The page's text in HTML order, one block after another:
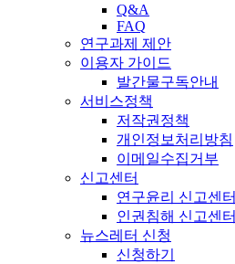
Q&A
FAQ
연구과제 제안
이용자 가이드
발간물구독안내
서비스정책
저작권정책
개인정보처리방침
이메일수집거부
신고센터
연구윤리 신고센터
인권침해 신고센터
뉴스레터 신청
신청하기